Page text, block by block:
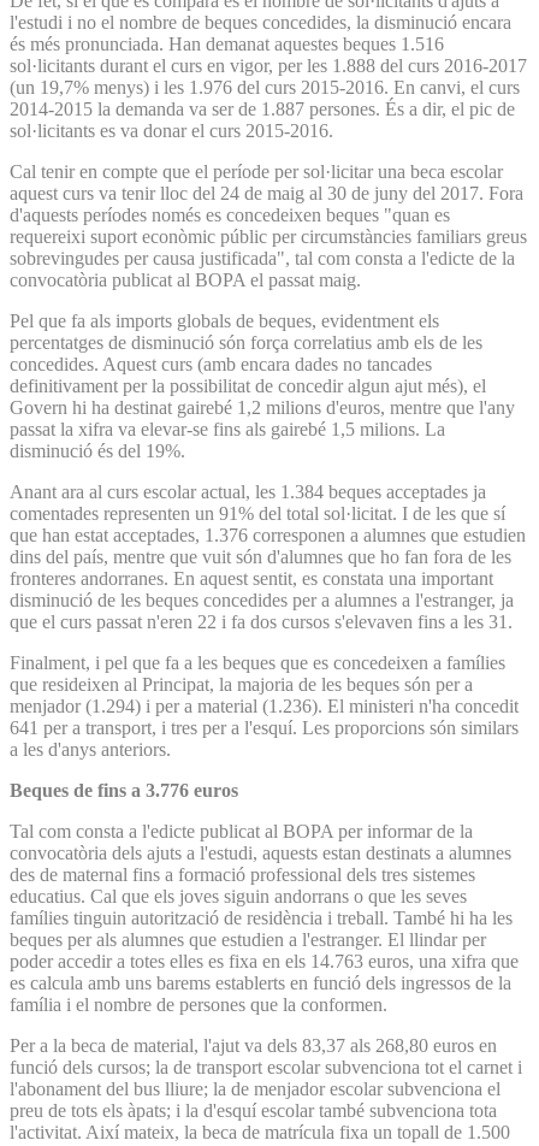
l'estudi i no el nombre de beques concedides, la disminució encara
és més pronunciada. Han demanat aquestes beques 1.516
sol·licitants durant el curs en vigor, per les 1.888 del curs 2016-2017
(un 19,7% menys) i les 1.976 del curs 2015-2016. En canvi, el curs
2014-2015 la demanda va ser de 1.887 persones. És a dir, el pic de
sol·licitants es va donar el curs 2015-2016.
Cal tenir en compte que el període per sol·licitar una beca escolar
aquest curs va tenir lloc del 24 de maig al 30 de juny del 2017. Fora
d'aquests períodes només es concedeixen beques "quan es
requereixi suport econòmic públic per circumstàncies familiars greus
sobrevingudes per causa justificada", tal com consta a l'edicte de la
convocatòria publicat al BOPA el passat maig.
Pel que fa als imports globals de beques, evidentment els
percentatges de disminució són força correlatius amb els de les
concedides. Aquest curs (amb encara dades no tancades
definitivament per la possibilitat de concedir algun ajut més), el
Govern hi ha destinat gairebé 1,2 milions d'euros, mentre que l'any
passat la xifra va elevar-se fins als gairebé 1,5 milions. La
disminució és del 19%.
Anant ara al curs escolar actual, les 1.384 beques acceptades ja
comentades representen un 91% del total sol·licitat. I de les que sí
que han estat acceptades, 1.376 corresponen a alumnes que estudien
dins del país, mentre que vuit són d'alumnes que ho fan fora de les
fronteres andorranes. En aquest sentit, es constata una important
disminució de les beques concedides per a alumnes a l'estranger, ja
que el curs passat n'eren 22 i fa dos cursos s'elevaven fins a les 31.
Finalment, i pel que fa a les beques que es concedeixen a famílies
que resideixen al Principat, la majoria de les beques són per a
menjador (1.294) i per a material (1.236). El ministeri n'ha concedit
641 per a transport, i tres per a l'esquí. Les proporcions són similars
a les d'anys anteriors.
Beques de fins a 3.776 euros
Tal com consta a l'edicte publicat al BOPA per informar de la
convocatòria dels ajuts a l'estudi, aquests estan destinats a alumnes
des de maternal fins a formació professional dels tres sistemes
educatius. Cal que els joves siguin andorrans o que les seves
famílies tinguin autorització de residència i treball. També hi ha les
beques per als alumnes que estudien a l'estranger. El llindar per
poder accedir a totes elles es fixa en els 14.763 euros, una xifra que
es calcula amb uns barems establerts en funció dels ingressos de la
família i el nombre de persones que la conformen.
Per a la beca de material, l'ajut va dels 83,37 als 268,80 euros en
funció dels cursos; la de transport escolar subvenciona tot el carnet i
l'abonament del bus lliure; la de menjador escolar subvenciona el
preu de tots els àpats; i la d'esquí escolar també subvenciona tota
l'activitat. Així mateix, la beca de matrícula fixa un topall de 1.500